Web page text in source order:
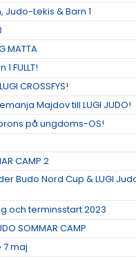
Judo-Lekis & Barn 1
MATTA
FULLT!
CROSSFYS!
Majdov till LUGI JUDO!
på ungdoms-OS!
CAMP 2
Budo Nord Cup & LUGI
och terminsstart 2023
SOMMAR CAMP
7 maj